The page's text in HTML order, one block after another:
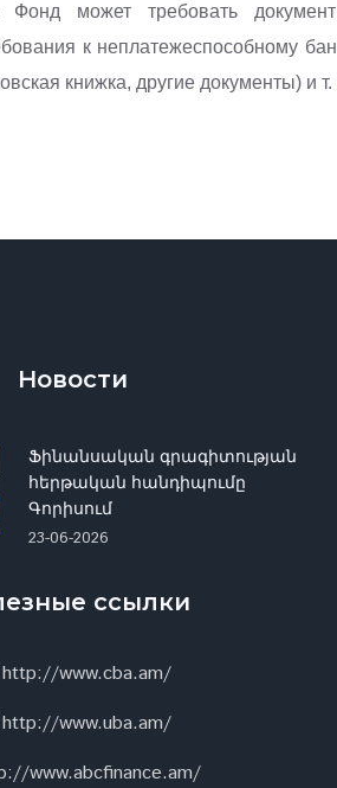
может требовать
к неплатежеспособному
книжка, другие документы) и т.
Новости
Ֆինանսական գրագիտության
հերթական հանդիպումը
Գորիսում
23-06-2026
ссылки
http://www.cba.am/
http://www.uba.am/
www.abcfinance.am/